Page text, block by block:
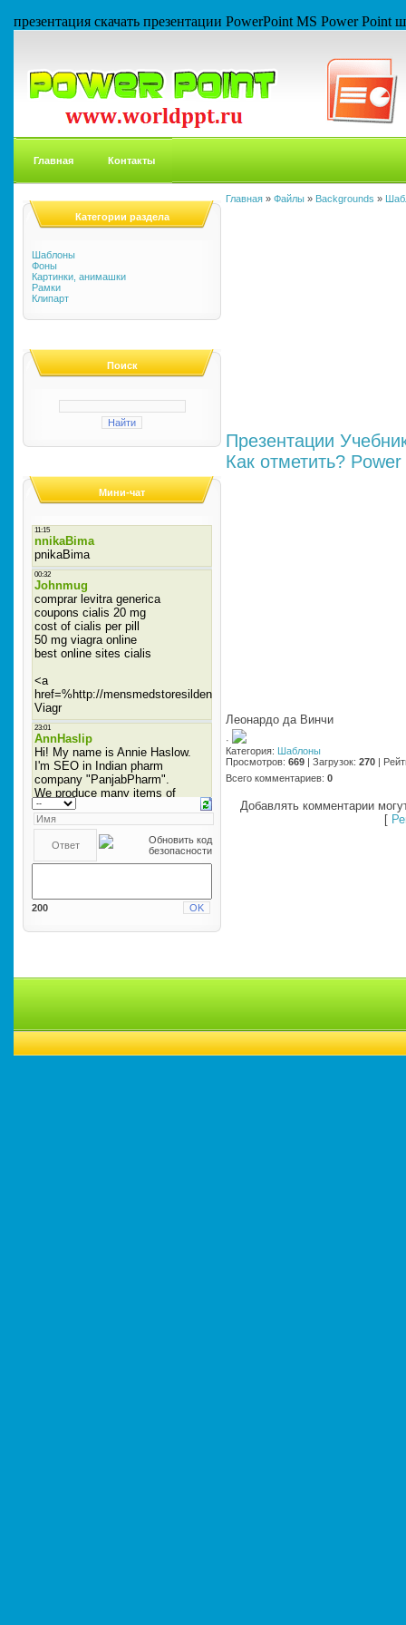
презентация скачать презентации PowerPoint MS Power
Главная Контакты
Категории раздела
Шаблоны
Фоны
Картинки, анимашки
Рамки
Клипарт
Поиск
Мини-чат
200
Главная » Файлы » Backgrounds »
Презентации
Как отметить?
Леонардо да Винчи
·
Категория: Шаблоны
Просмотров: 669 | Загрузок: 270 |
Всего комментариев: 0
Добавлять комментарии
[